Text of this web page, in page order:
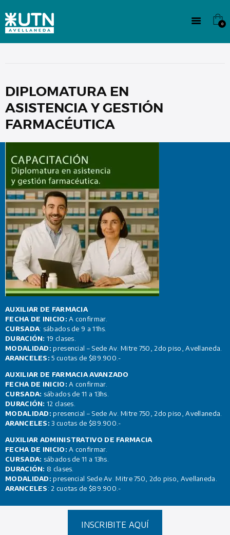
0
CULTURA
DIPLOMATURA EN
ASISTENCIA Y GESTIÓN
FARMACÉUTICA
AUXILIAR DE FARMACIA
FECHA DE INICIO: A confirmar.
CURSADA: sábados de 9 a 11hs.
DURACIÓN: 19 clases.
MODALIDAD: presencial – Sede Av. Mitre 750, 2do piso, Avellaneda.
ARANCELES: 5 cuotas de $89.900.-
AUXILIAR DE FARMACIA AVANZADO
FECHA DE INICIO: A confirmar.
CURSADA: sábados de 11 a 13hs.
DURACIÓN: 12 clases.
MODALIDAD: presencial – Sede Av. Mitre 750, 2do piso, Avellaneda.
ARANCELES: 3 cuotas de $89.900.-
AUXILIAR ADMINISTRATIVO DE FARMACIA
FECHA DE INICIO: A confirmar.
CURSADA: sábados de 11 a 13hs.
DURACIÓN: 8 clases.
MODALIDAD: presencial Sede Av. Mitre 750, 2do piso, Avellaneda.
ARANCELES: 2 cuotas de $89.900.-
INSCRIBITE AQUÍ